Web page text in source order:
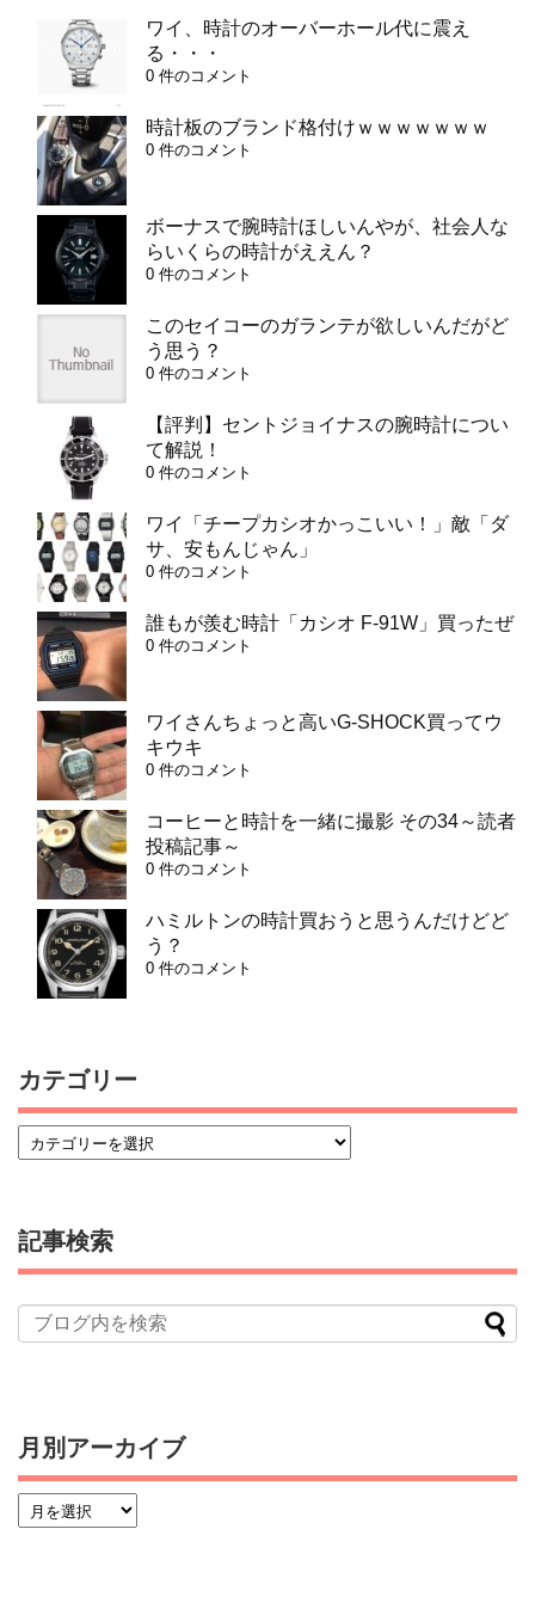
ワイ、時計のオーバーホール代に震え
る・・・
0 件のコメント
時計板のブランド格付けｗｗｗｗｗｗｗ
0 件のコメント
ボーナスで腕時計ほしいんやが、社会人な
らいくらの時計がええん？
0 件のコメント
このセイコーのガランテが欲しいんだがど
う思う？
0 件のコメント
【評判】セントジョイナスの腕時計につい
て解説！
0 件のコメント
ワイ「チープカシオかっこいい！」敵「ダ
サ、安もんじゃん」
0 件のコメント
誰もが羨む時計「カシオ F-91W」買ったぜ
0 件のコメント
ワイさんちょっと高いG-SHOCK買ってウ
キウキ
0 件のコメント
コーヒーと時計を一緒に撮影 その34～読者
投稿記事～
0 件のコメント
ハミルトンの時計買おうと思うんだけどど
う？
0 件のコメント
カテゴリー
記事検索
月別アーカイブ